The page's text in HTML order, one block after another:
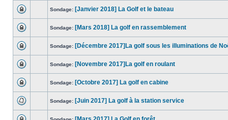
Sondage: [Janvier 2018] La Golf et le bateau
Sondage: [Mars 2018] La golf en rassemblement
Sondage: [Décembre 2017]La golf sous les illuminations de
Sondage: [Novembre 2017]La golf en roulant
Sondage: [Octobre 2017] La golf en cabine
Sondage: [Juin 2017] La golf à la station service